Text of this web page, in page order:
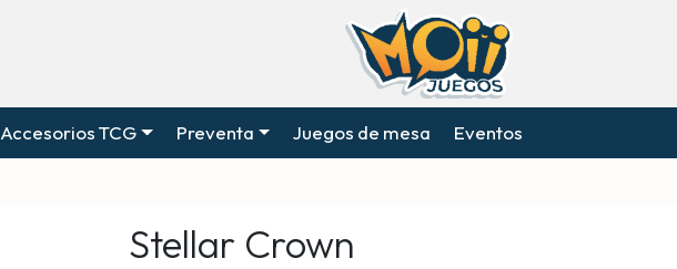
Accesorios TCG Preventa Juegos de mesa Eventos
Stellar Crown